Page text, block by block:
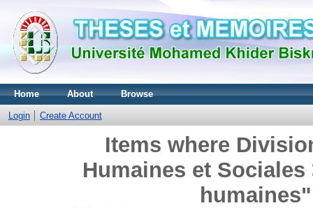
Home About Browse
Login Create Account
Items where
Humaines et